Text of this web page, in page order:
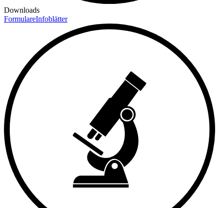
Downloads
FormulareInfoblätter